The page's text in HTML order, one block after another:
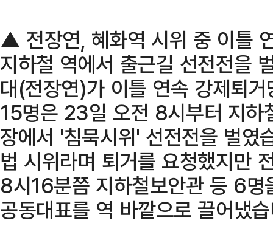
▲ 전장연, 혜화역 시위 중 이틀
지하철 역에서 출근길 선전전을
대(전장연)가 이틀 연속 강제퇴
15명은 23일 오전 8시부터 지하
장에서 '침묵시위' 선전전을 벌였
법 시위라며 퇴거를 요청했지만
8시16분쯤 지하철보안관 등 6명
공동대표를 역 바깥으로 끌어냈